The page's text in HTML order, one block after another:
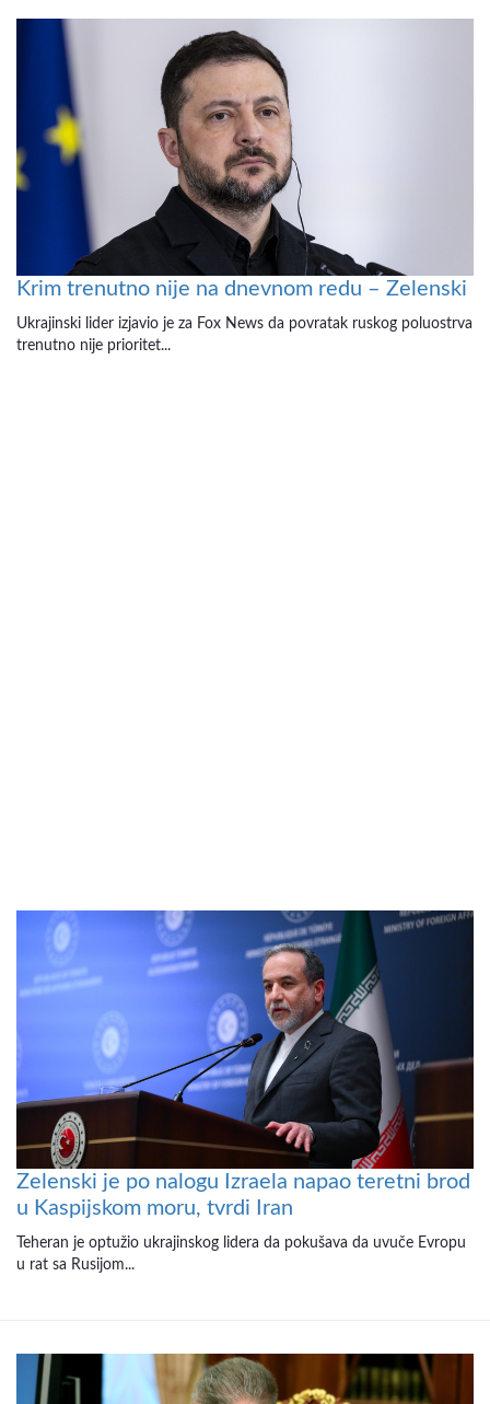
Krim trenutno nije na dnevnom redu – Zelenski
Ukrajinski lider izjavio je za Fox News da povratak ruskog poluostrva
trenutno nije prioritet...
Zelenski je po nalogu Izraela napao teretni brod
u Kaspijskom moru, tvrdi Iran
Teheran je optužio ukrajinskog lidera da pokušava da uvuče Evropu
u rat sa Rusijom...